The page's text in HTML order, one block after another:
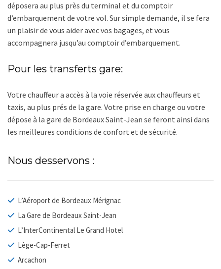
déposera au plus près du terminal et du comptoir
d’embarquement de votre vol. Sur simple demande, il se fera
un plaisir de vous aider avec vos bagages, et vous
accompagnera jusqu’au comptoir d’embarquement.
Pour les transferts gare:
Votre chauffeur a accès à la voie réservée aux chauffeurs et
taxis, au plus prés de la gare. Votre prise en charge ou votre
dépose à la gare de Bordeaux Saint-Jean se feront ainsi dans
les meilleures conditions de confort et de sécurité.
Nous desservons :
L’Aéroport de Bordeaux Mérignac
La Gare de Bordeaux Saint-Jean
L’InterContinental Le Grand Hotel
Lège-Cap-Ferret
Arcachon